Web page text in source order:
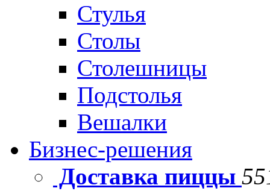
Стулья
Столы
Столешницы
Подстолья
Вешалки
Бизнес-решения
Доставка пиццы